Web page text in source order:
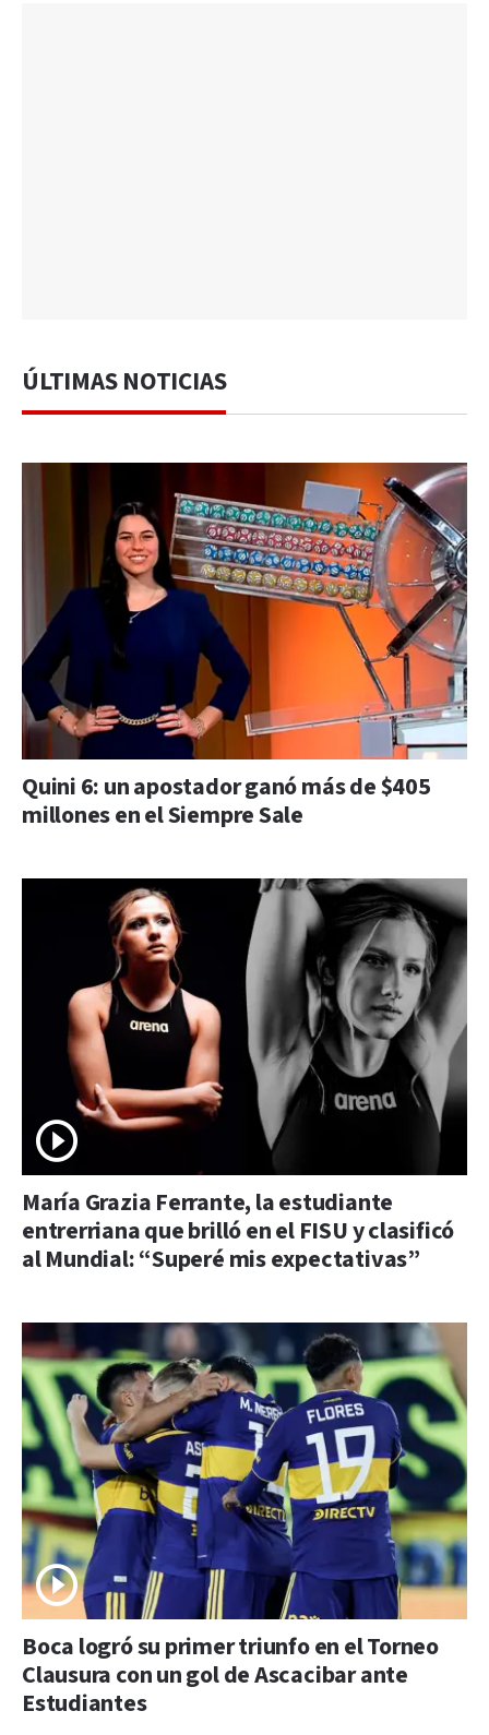
ÚLTIMAS NOTICIAS
Quini 6: un apostador ganó más de $405
millones en el Siempre Sale
María Grazia Ferrante, la estudiante
entrerriana que brilló en el FISU y clasificó
al Mundial: “Superé mis expectativas”
Boca logró su primer triunfo en el Torneo
Clausura con un gol de Ascacibar ante
Estudiantes